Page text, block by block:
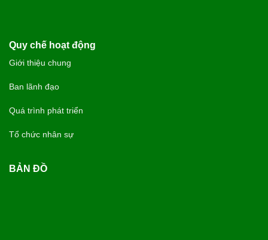
Quy chế hoạt động
Giới thiệu chung
Ban lãnh đạo
Quá trình phát triển
Tổ chức nhân sự
BẢN ĐỒ